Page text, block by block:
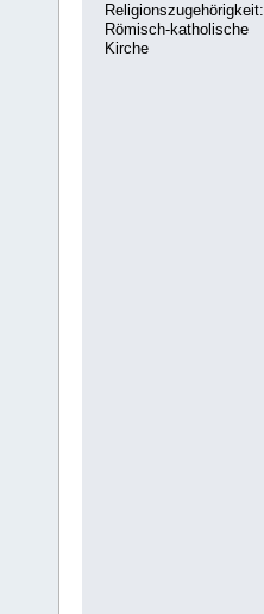
Religionszugehörigkeit:
Römisch-katholische
Kirche